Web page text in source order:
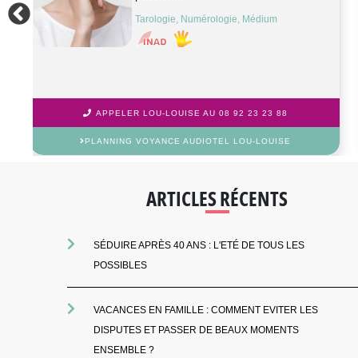
Tarologie, Médium, Astrologie, Cartomancie
APPELER MARIE-COLETTE AU 08 92 23 23 88
PLANNING VOYANCE AUDIOTEL MARIE-COLETTE
ARTICLES RÉCENTS
SÉDUIRE APRÈS 40 ANS : L'ETÉ DE TOUS LES
POSSIBLES
VACANCES EN FAMILLE : COMMENT EVITER LES
DISPUTES ET PASSER DE BEAUX MOMENTS
ENSEMBLE ?